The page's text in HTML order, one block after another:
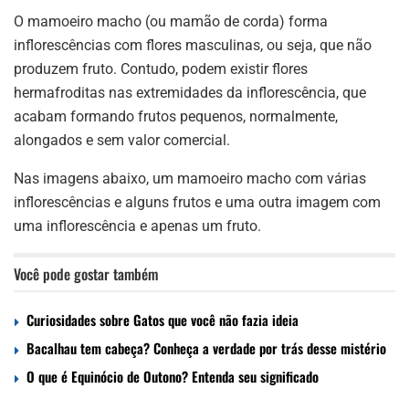
O mamoeiro macho (ou mamão de corda) forma
inflorescências com flores masculinas, ou seja, que não
produzem fruto. Contudo, podem existir flores
hermafroditas nas extremidades da inflorescência, que
acabam formando frutos pequenos, normalmente,
alongados e sem valor comercial.
Nas imagens abaixo, um mamoeiro macho com várias
inflorescências e alguns frutos e uma outra imagem com
uma inflorescência e apenas um fruto.
Você pode gostar também
Curiosidades sobre Gatos que você não fazia ideia
Bacalhau tem cabeça? Conheça a verdade por trás desse mistério
O que é Equinócio de Outono? Entenda seu significado